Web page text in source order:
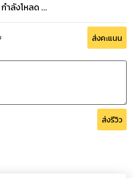
กำลังโหลด ...
ส่งคะแนน
ส่งรีวิว